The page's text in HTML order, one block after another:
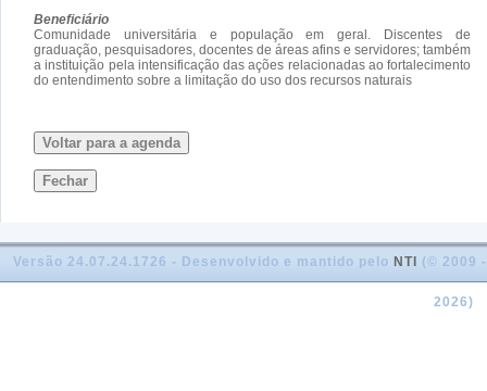
Beneficiário
Comunidade universitária e população em geral. Discentes de
graduação, pesquisadores, docentes de áreas afins e servidores; também
a instituição pela intensificação das ações relacionadas ao fortalecimento
do entendimento sobre a limitação do uso dos recursos naturais
Voltar para a agenda
Fechar
Versão 24.07.24.1726 - Desenvolvido e mantido pelo NTI (© 2009 -
2026)